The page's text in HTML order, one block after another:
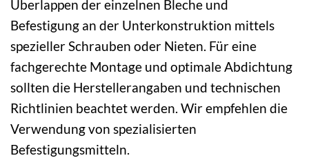
Überlappen der einzelnen Bleche und
Befestigung an der Unterkonstruktion mittels
spezieller Schrauben oder Nieten. Für eine
fachgerechte Montage und optimale Abdichtung
sollten die Herstellerangaben und technischen
Richtlinien beachtet werden. Wir empfehlen die
Verwendung von spezialisierten
Befestigungsmitteln.